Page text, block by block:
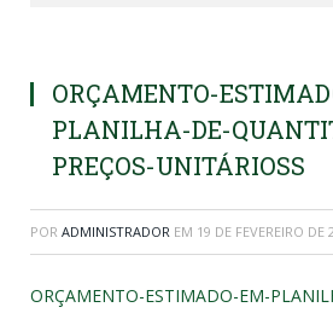
ORÇAMENTO-
PLANILHA-DE-
PREÇOS-UNITÁRIOSS
POR ADMINISTRADOR EM 19 DE FEVEREIRO DE
ORÇAMENTO-ESTIMADO-EM-